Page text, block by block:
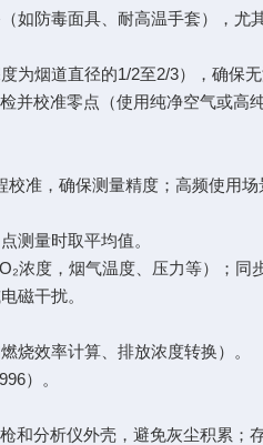
如防毒面具、耐高温手套），
烟道直径的1/2至2/3），确保
并校准零点（使用纯净空气或高
准，确保测量精度；高频使用
测量时取平均值。
浓度，烟气温度、压力等）；
磁干扰。
烧效率计算、排放浓度转换）。
）。
和分析仪外壳，避免灰尘积累；